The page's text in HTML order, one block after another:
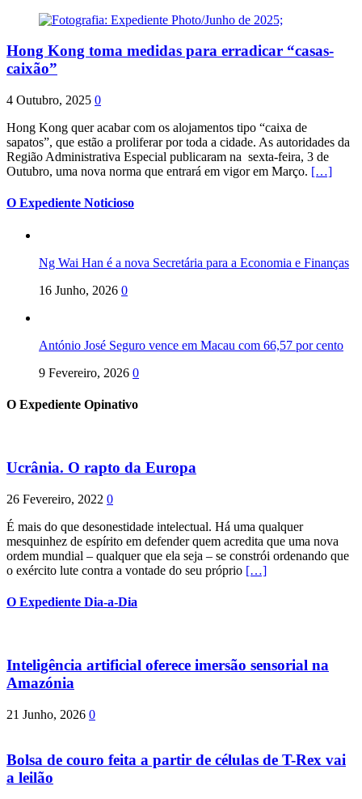
Hong Kong toma medidas para erradicar “casas-
caixão”
4 Outubro, 2025 0
Hong Kong quer acabar com os alojamentos tipo “caixa de
sapatos”, que estão a proliferar por toda a cidade. As autoridades da
Região Administrativa Especial publicaram na sexta-feira, 3 de
Outubro, uma nova norma que entrará em vigor em Março. […]
O Expediente Noticioso
Ng Wai Han é a nova Secretária para a Economia e Finanças
16 Junho, 2026 0
António José Seguro vence em Macau com 66,57 por cento
9 Fevereiro, 2026 0
O Expediente Opinativo
Ucrânia. O rapto da Europa
26 Fevereiro, 2022 0
É mais do que desonestidade intelectual. Há uma qualquer
mesquinhez de espírito em defender quem acredita que uma nova
ordem mundial – qualquer que ela seja – se constrói ordenando que
o exército lute contra a vontade do seu próprio […]
O Expediente Dia-a-Dia
Inteligência artificial oferece imersão sensorial na
Amazónia
21 Junho, 2026 0
Bolsa de couro feita a partir de células de T-Rex vai
a leilão